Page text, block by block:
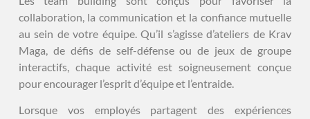
collaboration, la communication et la confiance mutuelle
au sein de votre équipe. Qu’il s’agisse d’ateliers de Krav
Maga, de défis de self-défense ou de jeux de groupe
interactifs, chaque activité est soigneusement conçue
pour encourager l’esprit d’équipe et l’entraide.
Lorsque vos employés partagent des expériences